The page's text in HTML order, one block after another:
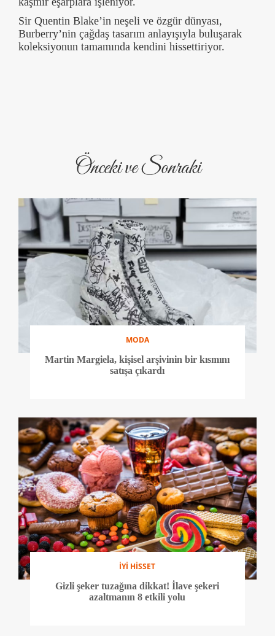
Sir Quentin Blake’in neşeli ve özgür dünyası,
Burberry’nin çağdaş tasarım anlayışıyla buluşarak
koleksiyonun tamamında kendini hissettiriyor.
Önceki ve Sonraki
MODA
Martin Margiela, kişisel arşivinin bir kısmını
satışa çıkardı
İYİ HİSSET
Gizli şeker tuzağına dikkat! İlave şekeri
azaltmanın 8 etkili yolu